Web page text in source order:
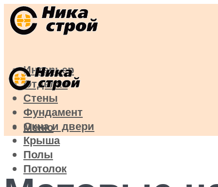
Интерьер
Отделка
Стены
Фундамент
Окна и двери
Крыша
Полы
Потолок
Меню